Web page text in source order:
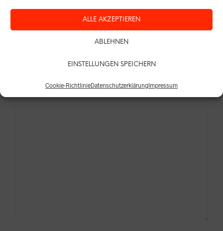
ALLE AKZEPTIEREN
ABLEHNEN
EINSTELLUNGEN SPEICHERN
Cookie-RichtlinieDatenschutzerklärungImpressum